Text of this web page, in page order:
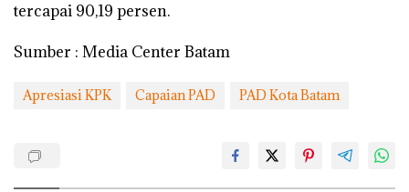
tercapai 90,19 persen.
Sumber : Media Center Batam
Apresiasi KPK Capaian PAD PAD Kota Batam